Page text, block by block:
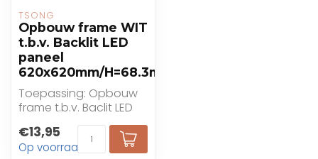
TSONG
Opbouw frame WIT
t.b.v. Backlit LED
paneel
620x620mm/H=68.3mm
Toepassing: Opbouw
frame t.b.v. Baclit LED
panelen met een
grotere modulemaat
62...
€13,95
Op voorraad